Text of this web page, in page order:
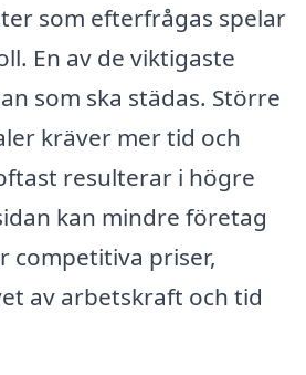
som efterfrågas spelar
En av de viktigaste
som ska städas. Större
kräver mer tid och
resulterar i högre
kan mindre företag
competitiva priser,
av arbetskraft och tid